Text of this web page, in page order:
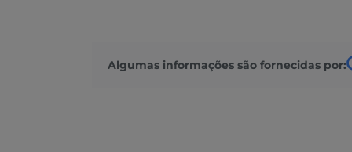
Algumas informações são fornecidas por: